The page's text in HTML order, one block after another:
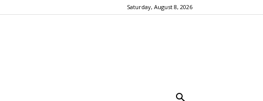
Saturday, August 8, 2026